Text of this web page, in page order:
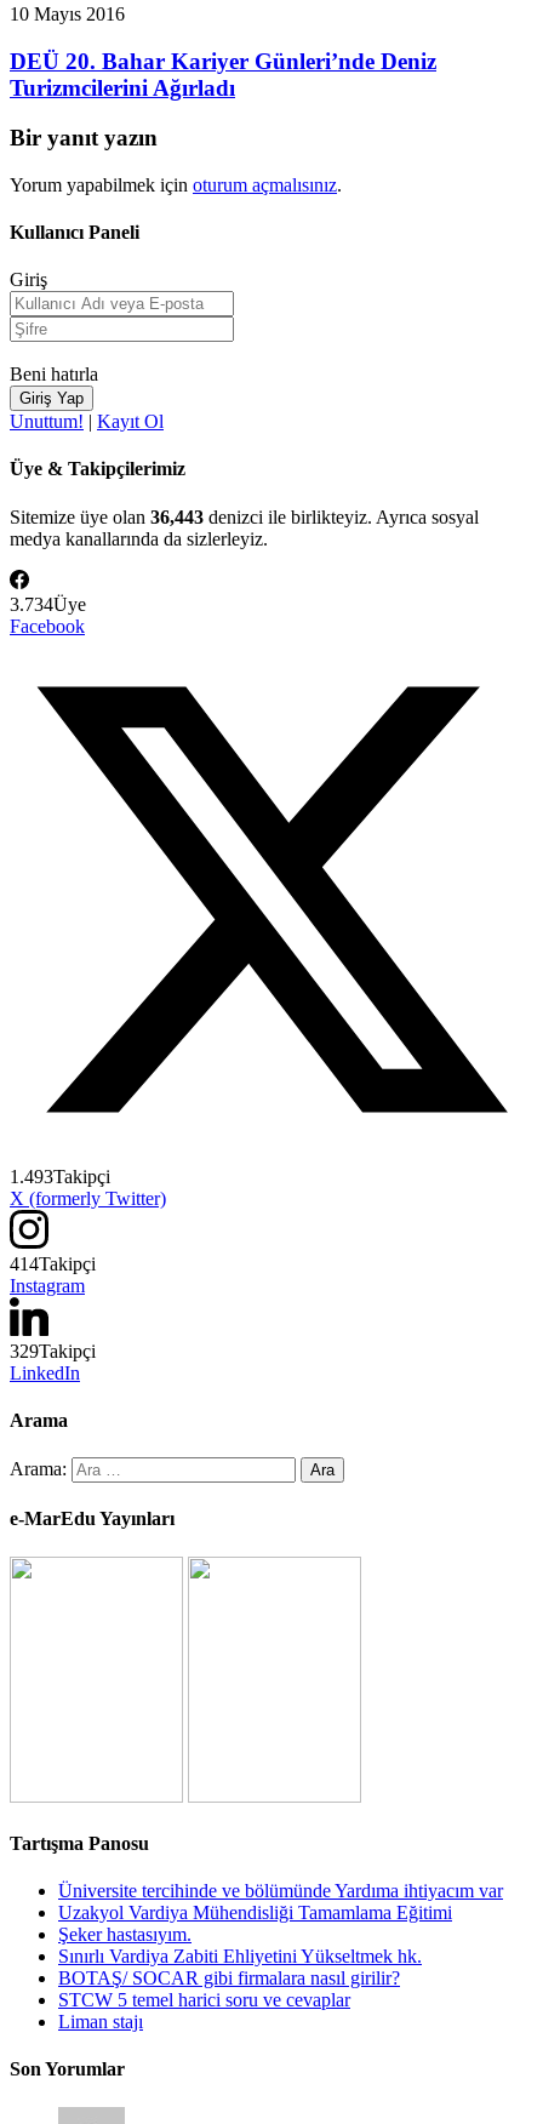
10 Mayıs 2016
DEÜ 20. Bahar Kariyer Günleri’nde Deniz
Turizmcilerini Ağırladı
Bir yanıt yazın
Yorum yapabilmek için oturum açmalısınız.
Kullanıcı Paneli
Giriş
Beni hatırla
Unuttum! | Kayıt Ol
Üye & Takipçilerimiz
Sitemize üye olan 36,443 denizci ile birlikteyiz. Ayrıca sosyal
medya kanallarında da sizlerleyiz.
3.734Üye
Facebook
1.493Takipçi
X (formerly Twitter)
414Takipçi
Instagram
329Takipçi
LinkedIn
Arama
Arama:
e-MarEdu Yayınları
Tartışma Panosu
Üniversite tercihinde ve bölümünde Yardıma ihtiyacım var
Uzakyol Vardiya Mühendisliği Tamamlama Eğitimi
Şeker hastasıyım.
Sınırlı Vardiya Zabiti Ehliyetini Yükseltmek hk.
BOTAŞ/ SOCAR gibi firmalara nasıl girilir?
STCW 5 temel harici soru ve cevaplar
Liman stajı
Son Yorumlar